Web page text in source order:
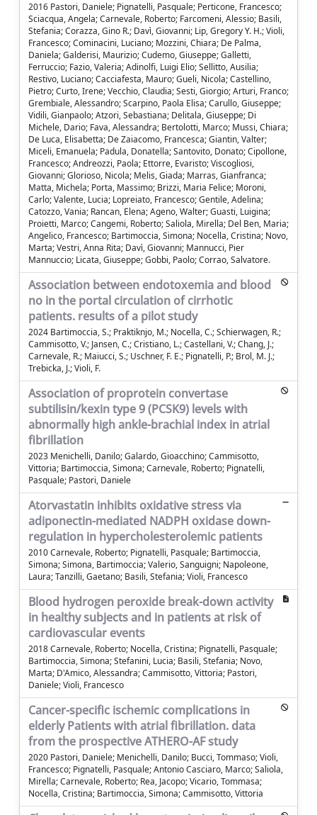
2016 Pastori, Daniele; Pignatelli, Pasquale; Perticone, Francesco;
Sciacqua, Angela; Carnevale, Roberto; Farcomeni, Alessio; Basili,
Stefania; Corazza, Gino R.; Davì, Giovanni; Lip, Gregory Y. H.; Violi,
Francesco; Cominacini, Luciano; Mozzini, Chiara; De Palma,
Daniela; Galderisi, Maurizio; Cudemo, Giuseppe; Galletti,
Ferruccio; Fazio, Valeria; Adinolfi, Luigi Elio; Sellitto, Ausilia;
Restivo, Luciano; Cacciafesta, Mauro; Gueli, Nicola; Castellino,
Pietro; Curto, Irene; Vecchio, Claudia; Sesti, Giorgio; Arturi, Franco;
Grembiale, Alessandro; Scarpino, Paola Elisa; Carullo, Giuseppe;
Vidili, Gianpaolo; Atzori, Sebastiana; Delitala, Giuseppe; Di
Michele, Dario; Fava, Alessandra; Bertolotti, Marco; Mussi, Chiara;
De Luca, Elisabetta; De Zaiacomo, Francesca; Giantin, Valter;
Miceli, Emanuela; Padula, Donatella; Santovito, Donato; Cipollone,
Francesco; Andreozzi, Paola; Ettorre, Evaristo; Viscogliosi,
Giovanni; Glorioso, Nicola; Melis, Giada; Marras, Gianfranca;
Matta, Michela; Porta, Massimo; Brizzi, Maria Felice; Moroni,
Carlo; Valente, Lucia; Lopreiato, Francesco; Gentile, Adelina;
Catozzo, Vania; Rancan, Elena; Ageno, Walter; Guasti, Luigina;
Proietti, Marco; Cangemi, Roberto; Saliola, Mirella; Del Ben, Maria;
Angelico, Francesco; Bartimoccia, Simona; Nocella, Cristina; Novo,
Marta; Vestri, Anna Rita; Davì, Giovanni; Mannucci, Pier
Mannuccio; Licata, Giuseppe; Gobbi, Paolo; Corrao, Salvatore.
Association between endotoxemia and blood
no in the portal circulation of cirrhotic
patients. results of a pilot study
2024 Bartimoccia, S.; Praktiknjo, M.; Nocella, C.; Schierwagen, R.;
Cammisotto, V.; Jansen, C.; Cristiano, L.; Castellani, V.; Chang, J.;
Carnevale, R.; Maiucci, S.; Uschner, F. E.; Pignatelli, P.; Brol, M. J.;
Trebicka, J.; Violi, F.
Association of proprotein convertase
subtilisin/kexin type 9 (PCSK9) levels with
abnormally high ankle-brachial index in atrial
fibrillation
2023 Menichelli, Danilo; Galardo, Gioacchino; Cammisotto,
Vittoria; Bartimoccia, Simona; Carnevale, Roberto; Pignatelli,
Pasquale; Pastori, Daniele
Atorvastatin inhibits oxidative stress via
adiponectin-mediated NADPH oxidase down-
regulation in hypercholesterolemic patients
2010 Carnevale, Roberto; Pignatelli, Pasquale; Bartimoccia,
Simona; Simona, Bartimoccia; Valerio, Sanguigni; Napoleone,
Laura; Tanzilli, Gaetano; Basili, Stefania; Violi, Francesco
Blood hydrogen peroxide break-down activity
in healthy subjects and in patients at risk of
cardiovascular events
2018 Carnevale, Roberto; Nocella, Cristina; Pignatelli, Pasquale;
Bartimoccia, Simona; Stefanini, Lucia; Basili, Stefania; Novo,
Marta; D'Amico, Alessandra; Cammisotto, Vittoria; Pastori,
Daniele; Violi, Francesco
Cancer-specific ischemic complications in
elderly Patients with atrial fibrillation. data
from the prospective ATHERO-AF study
2020 Pastori, Daniele; Menichelli, Danilo; Bucci, Tommaso; Violi,
Francesco; Pignatelli, Pasquale; Antonio Casciaro, Marco; Saliola,
Mirella; Carnevale, Roberto; Rea, Jacopo; Vicario, Tommasa;
Nocella, Cristina; Bartimoccia, Simona; Cammisotto, Vittoria